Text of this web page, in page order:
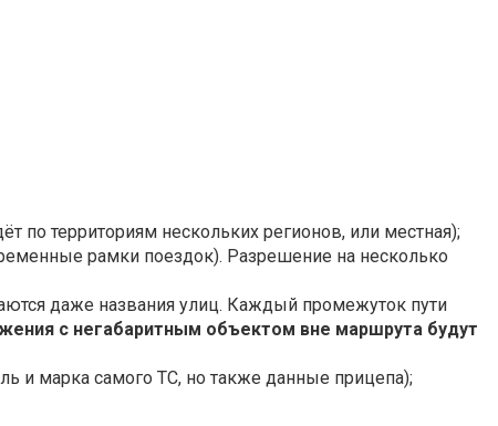
по территориям нескольких регионов, или местная);
рамки поездок). Разрешение на несколько
даже названия улиц. Каждый промежуток пути
с негабаритным объектом вне маршрута будут
и марка самого ТС, но также данные прицепа);